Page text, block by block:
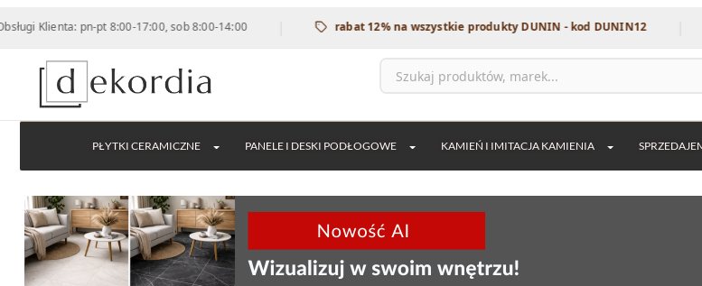
pn-pt 8:00-17:00, sob 8:00-14:00 | rabat 12% na wszystkie produkty DUNIN - kod DUNIN12 |
PŁYTKI CERAMICZNE PANELE I DESKI PODŁOGOWE KAMIEŃ I IMITACJA KAMIENIA